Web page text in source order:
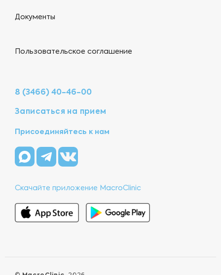
Документы
Пользовательское соглашение
8 (3466) 40-46-00
Записаться на прием
Присоединяйтесь к нам
Скачайте приложение MacroClinic